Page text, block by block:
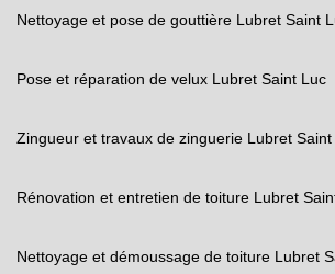
Nettoyage et pose de gouttière Lubret Saint
Pose et réparation de velux Lubret Saint Luc
Zingueur et travaux de zinguerie Lubret Saint
Rénovation et entretien de toiture Lubret
Nettoyage et démoussage de toiture Lubret